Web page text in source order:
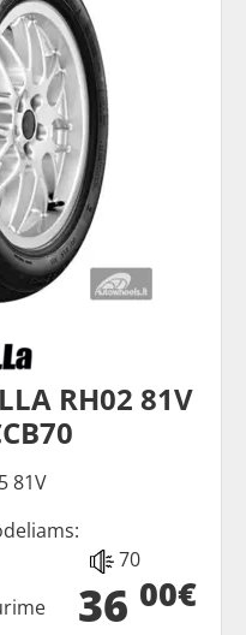
RH02 81V
81V
70
36 00€